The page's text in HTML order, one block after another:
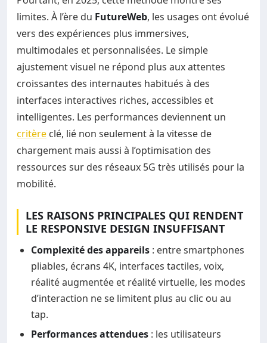
limites. À l’ère du FutureWeb, les usages ont évolué
vers des expériences plus immersives,
multimodales et personnalisées. Le simple
ajustement visuel ne répond plus aux attentes
croissantes des internautes habitués à des
interfaces interactives riches, accessibles et
intelligentes. Les performances deviennent un
critère clé, lié non seulement à la vitesse de
chargement mais aussi à l’optimisation des
ressources sur des réseaux 5G très utilisés pour la
mobilité.
LES RAISONS PRINCIPALES QUI RENDENT
LE RESPONSIVE DESIGN INSUFFISANT
Complexité des appareils : entre smartphones
pliables, écrans 4K, interfaces tactiles, voix,
réalité augmentée et réalité virtuelle, les modes
d’interaction ne se limitent plus au clic ou au
tap.
Performances attendues : les utilisateurs